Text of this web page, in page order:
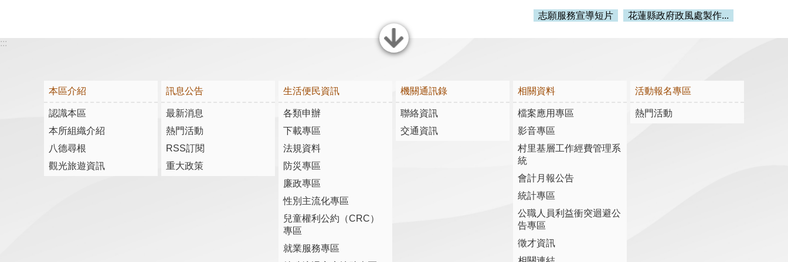
志願服務宣導短片 花蓮縣政府政風處製作...
關閉
:::
本區介紹
認識本區
本所組織介紹
八德尋根
觀光旅遊資訊
訊息公告
最新消息
熱門活動
RSS訂閱
重大政策
生活便民資訊
各類申辦
下載專區
法規資料
防災專區
廉政專區
性別主流化專區
兒童權利公約（CRC）
專區
就業服務專區
機關通訊錄
聯絡資訊
交通資訊
相關資料
檔案應用專區
影音專區
村里基層工作經費管理系
統
會計月報公告
統計專區
公職人員利益衝突迴避公
告專區
徵才資訊
活動報名專區
熱門活動